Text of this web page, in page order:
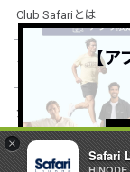
×
Safari
Club Safariとは
ショッピングガイド
会社概要・規約
【ア